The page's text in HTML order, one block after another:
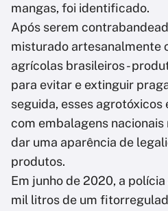
mangas, foi identificado.
Após serem
misturado artesanalmente
agrícolas brasileiros -
para evitar e extinguir
seguida, esses agrotóxicos
com embalagens
dar uma aparência de
produtos.
Em junho de 2020, a
mil litros de um